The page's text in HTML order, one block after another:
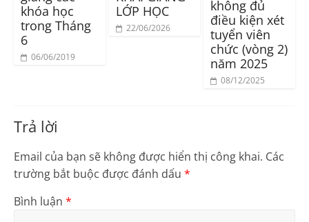
khóa học
trong Tháng
6
06/06/2019
LỚP HỌC
22/06/2026
không đủ
điều kiện xét
tuyển viên
chức (vòng 2)
năm 2025
08/12/2025
Trả lời
Email của bạn sẽ không được hiển thị công khai. Các
trường bắt buộc được đánh dấu *
Bình luận *